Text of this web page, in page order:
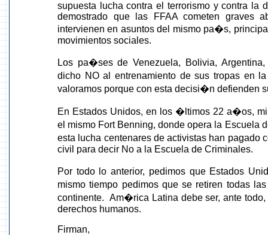
supuesta lucha contra el terrorismo y contra la
demostrado que las FFAA cometen graves
intervienen en asuntos del mismo pa�s,
movimientos sociales.
Los pa�ses de Venezuela, Bolivia,
dicho NO al entrenamiento de sus tropas en
valoramos porque con esta decisi�n defienden
En Estados Unidos, en los �ltimos 22 a�os,
el mismo Fort Benning, donde opera la Escuela
esta lucha centenares de activistas han
civil para decir No a la Escuela de Criminales.
Por todo lo anterior, pedimos que Estados
mismo tiempo pedimos que se retiren todas
continente. Am�rica Latina debe ser, ante
derechos humanos.
Firman,